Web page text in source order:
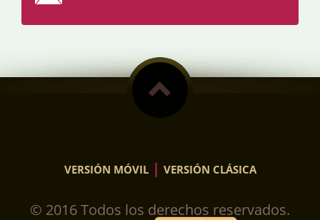
VERSIÓN MÓVIL | VERSIÓN CLÁSICA
© 2016 Todos los derechos reservados.